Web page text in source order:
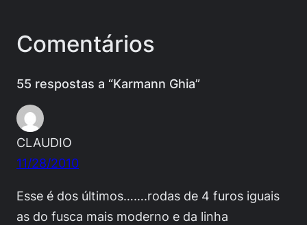
Comentários
55 respostas a “Karmann Ghia”
CLAUDIO
11/28/2010
Esse é dos últimos…….rodas de 4 furos iguais
as do fusca mais moderno e da linha